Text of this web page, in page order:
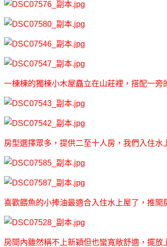
一棟棟的獨棟小木屋矗立在山莊裡，搭配一
房型選擇眾多，提供二至十人房，我們入住
喜歡餵魚的小捧油最適合入住水上屋了，推
房間內雖然稱不上新穎但也蠻寬敞舒適，擺